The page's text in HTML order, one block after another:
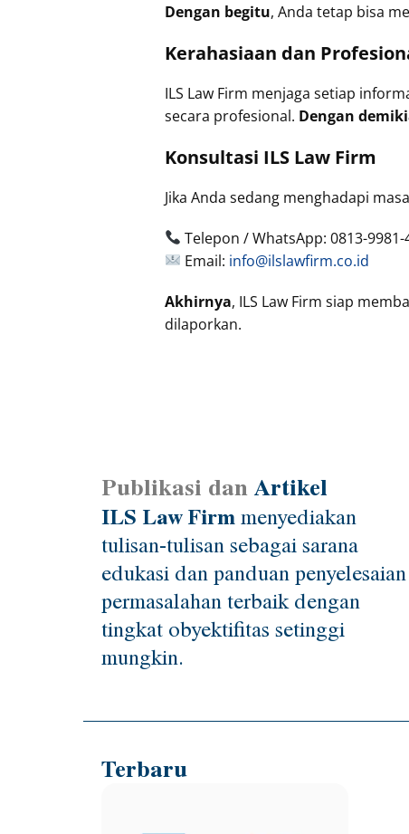
Dengan begitu, Anda tetap bisa
Kerahasiaan dan
ILS Law Firm menjaga setiap
secara profesional. Dengan
Konsultasi ILS Law Firm
Jika Anda sedang menghadapi
Telepon / WhatsApp: 0813-9981-
Email: info@ilslawfirm.co.id
Akhirnya, ILS Law Firm siap
dilaporkan.
Publikasi danArtikel
ILS Law Firmmenyediakan
tulisan-tulisan sebagai sarana
edukasi dan panduan penyelesaian
permasalahan terbaik dengan
tingkat obyektifitas setinggi
mungkin.
Terbaru